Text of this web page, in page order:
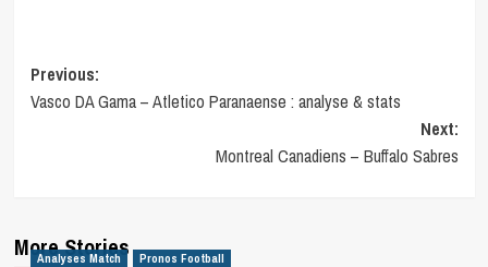
Post
navigation
Previous:
Vasco DA Gama – Atletico Paranaense : analyse & stats
Next:
Montreal Canadiens – Buffalo Sabres
More Stories
Analyses Match Pronos Football